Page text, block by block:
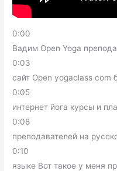
0:00
Вадим Open Yoga
0:03
сайт Open yogaclass com
0:05
интернет йога курсы и
0:08
преподавателей на
0:10
языке Вот такое у меня